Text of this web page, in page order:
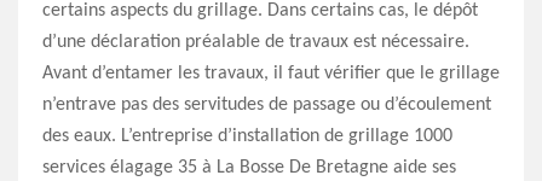
certains aspects du grillage. Dans certains cas, le dépôt
d’une déclaration préalable de travaux est nécessaire.
Avant d’entamer les travaux, il faut vérifier que le grillage
n’entrave pas des servitudes de passage ou d’écoulement
des eaux. L’entreprise d’installation de grillage 1000
services élagage 35 à La Bosse De Bretagne aide ses